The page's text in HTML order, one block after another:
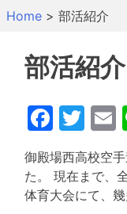
SkipHome > 部活紹介
部活紹介
御殿場西高校空
た。 現在まで、
体育大会にて、